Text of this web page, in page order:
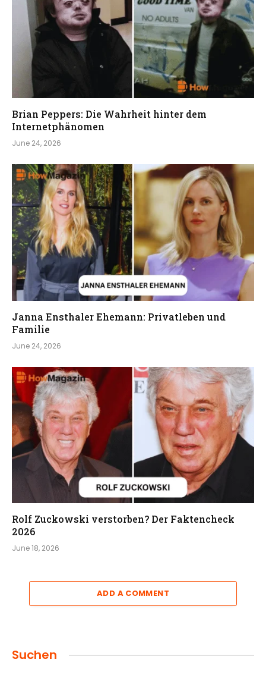
Brian Peppers: Die Wahrheit hinter dem
Internetphänomen
June 24, 2026
Janna Ensthaler Ehemann: Privatleben und
Familie
June 24, 2026
Rolf Zuckowski verstorben? Der Faktencheck
2026
June 18, 2026
ADD A COMMENT
Suchen